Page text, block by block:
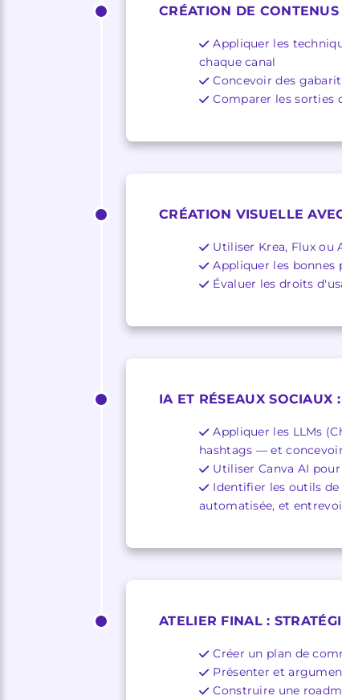
CRÉATION DE
Appliquer les
chaque canal
Concevoir des
Comparer les sorties
CRÉATION VISUELLE
Utiliser Krea, Flux ou
Appliquer les bonnes
Évaluer les droits
IA ET RÉSEAUX SOCIAUX
Appliquer les LLMs
hashtags — et
Utiliser Canva AI
Identifier les outils
automatisée, et
ATELIER FINAL :
Créer un plan de
Présenter et
Construire une